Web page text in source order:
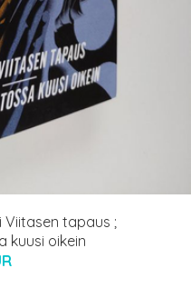
Viitasen tapaus ;
kuusi oikein